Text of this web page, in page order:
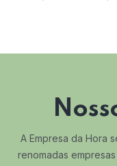
A Empresa da Hora
renomadas